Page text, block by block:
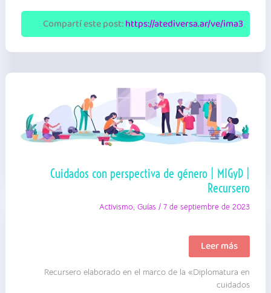
autogestionado
Compartí este post:https://atediversa.ar/ve/ima3
Cuidados con perspectiva de género | MIGyD |
Recursero
Activismo,Guías /7 de septiembre de 2023
Cuidados
con
perspectiva
de
género
Leer más
Recursero elaborado en el marco de la «Diplomatura en
cuidados